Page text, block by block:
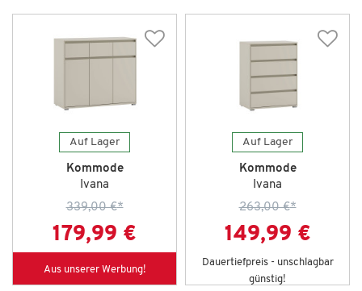
Auf Lager
Kommode
Ivana
339,00 €*
179,99 €
Aus unserer Werbung!
Auf Lager
Kommode
Ivana
263,00 €*
149,99 €
Dauertiefpreis - unschlagbar
günstig!